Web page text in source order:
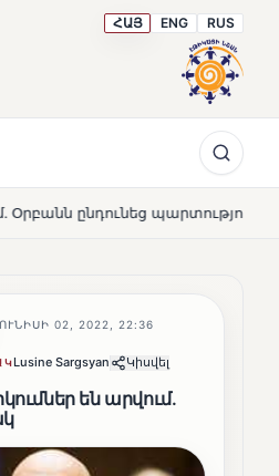
ՀԱՅ ENG RUS
պարտությունը HOT Մարթա
02, 2022, 22:36
Lusine Sargsyan Կիսվել
են արվում․